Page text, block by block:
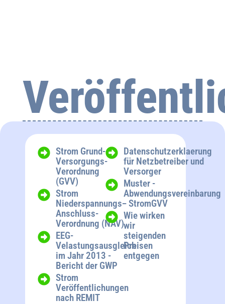
Strom Grund-
Versorgungs-
Verordnung
(GVV)
Strom
Niederspannungs-
Anschluss-
Verordnung (NAV)
EEG-
Velastungsausgleich
im Jahr 2013 -
Bericht der GWP
Strom
Veröffentlichungen
nach REMIT
Datenschutzerklaerung
für Netzbetreiber und
Versorger
Muster -
Abwendungsvereinbarung
- StromGVV
Wie wirken
wir
steigenden
Preisen
entgegen